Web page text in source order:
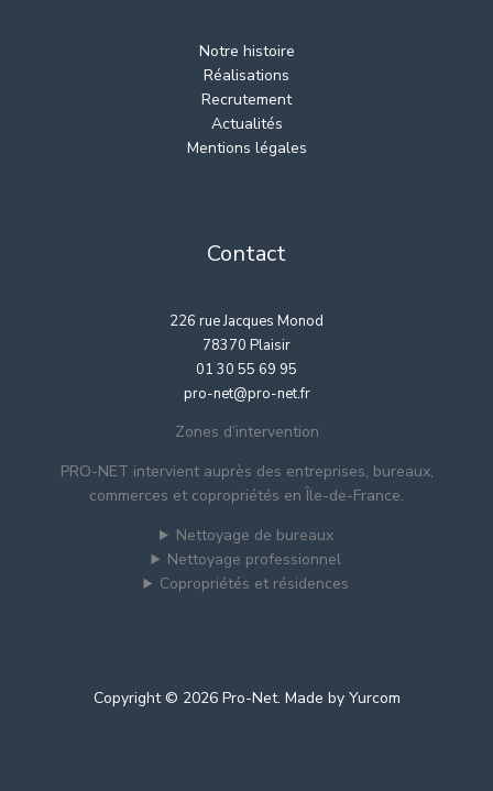
Notre histoire
Réalisations
Recrutement
Actualités
Mentions légales
Contact
226 rue Jacques Monod
78370 Plaisir
01 30 55 69 95
pro-net@pro-net.fr
Zones d’intervention
PRO-NET intervient auprès des entreprises, bureaux,
commerces et copropriétés en Île-de-France.
Nettoyage de bureaux
Nettoyage professionnel
Copropriétés et résidences
Copyright © 2026 Pro-Net. Made by Yurcom